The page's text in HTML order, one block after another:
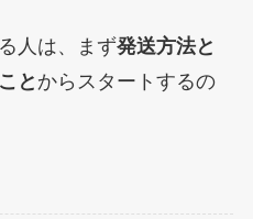
人は、まず発送方法と
と からスタートするの